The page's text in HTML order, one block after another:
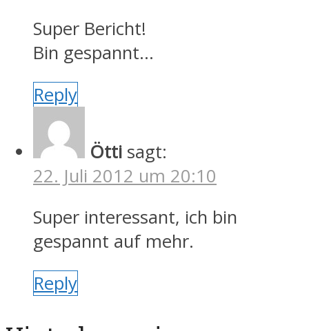
Super Bericht!
Bin gespannt…
Reply
Ötti sagt:
22. Juli 2012 um 20:10
Super interessant, ich bin
gespannt auf mehr.
Reply